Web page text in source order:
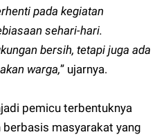
pada kegiatan
sehari-hari.
bersih, tetapi juga ada
warga,” ujarnya.
pemicu terbentuknya
masyarakat yang